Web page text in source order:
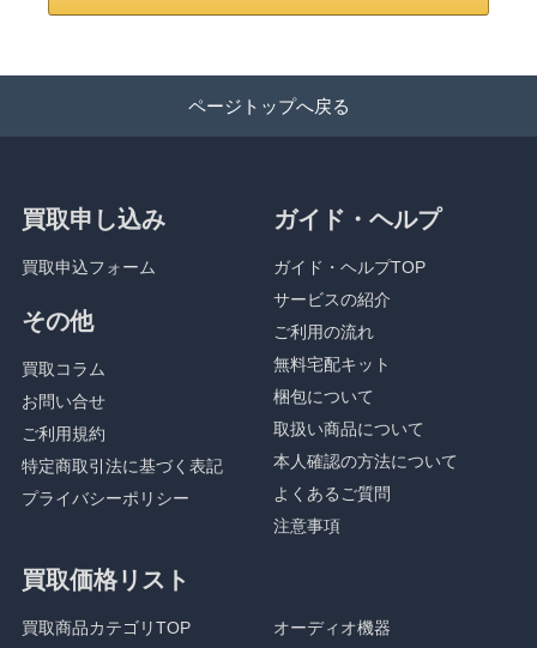
ページトップへ戻る
買取申し込み
買取申込フォーム
その他
買取コラム
お問い合せ
ご利用規約
特定商取引法に基づく表記
プライバシーポリシー
ガイド・ヘルプ
ガイド・ヘルプTOP
サービスの紹介
ご利用の流れ
無料宅配キット
梱包について
取扱い商品について
本人確認の方法について
よくあるご質問
注意事項
買取価格リスト
買取商品カテゴリTOP
オーディオ機器